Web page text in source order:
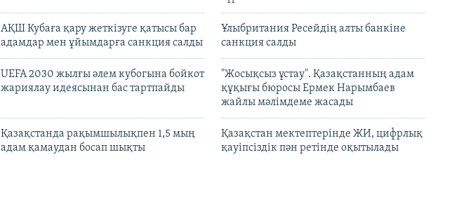
АҚШ Кубаға қару жеткізуге қатысы бар
адамдар мен ұйымдарға санкция салды
Ұлыбритания Ресейдің алты банкіне
санкция салды
UEFA 2030 жылғы әлем кубогына бойкот
жариялау идеясынан бас тартпайды
"Жосықсыз ұстау". Қазақстанның адам
құқығы бюросы Ермек Нарымбаев
жайлы мәлімдеме жасады
Қазақстанда рақымшылықпен 1,5 мың
адам қамаудан босап шықты
Қазақстан мектептерінде ЖИ, цифрлық
қауіпсіздік пән ретінде оқытылады